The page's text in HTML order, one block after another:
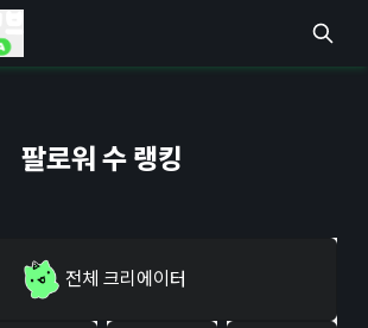
팔로워 수 랭킹
전체 크리에이터